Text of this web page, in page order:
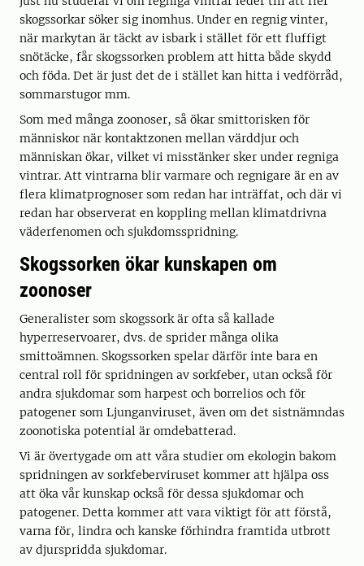
skogssorkar söker sig inomhus. Under en regnig vinter,
när markytan är täckt av isbark i stället för ett fluffigt
snötäcke, får skogssorken problem att hitta både skydd
och föda. Det är just det de i stället kan hitta i vedförråd,
sommarstugor mm.
Som med många zoonoser, så ökar smittorisken för
människor när kontaktzonen mellan värddjur och
människan ökar, vilket vi misstänker sker under regniga
vintrar. Att vintrarna blir varmare och regnigare är en av
flera klimatprognoser som redan har inträffat, och där vi
redan har observerat en koppling mellan klimatdrivna
väderfenomen och sjukdomsspridning.
Skogssorken ökar kunskapen om
zoonoser
Generalister som skogssork är ofta så kallade
hyperreservoarer, dvs. de sprider många olika
smittoämnen. Skogssorken spelar därför inte bara en
central roll för spridningen av sorkfeber, utan också för
andra sjukdomar som harpest och borrelios och för
patogener som Ljunganviruset, även om det sistnämndas
zoonotiska potential är omdebatterad.
Vi är övertygade om att våra studier om ekologin bakom
spridningen av sorkfeberviruset kommer att hjälpa oss
att öka vår kunskap också för dessa sjukdomar och
patogener. Detta kommer att vara viktigt för att förstå,
varna för, lindra och kanske förhindra framtida utbrott
av djurspridda sjukdomar.